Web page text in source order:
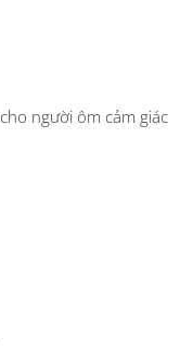
người ôm cảm giác